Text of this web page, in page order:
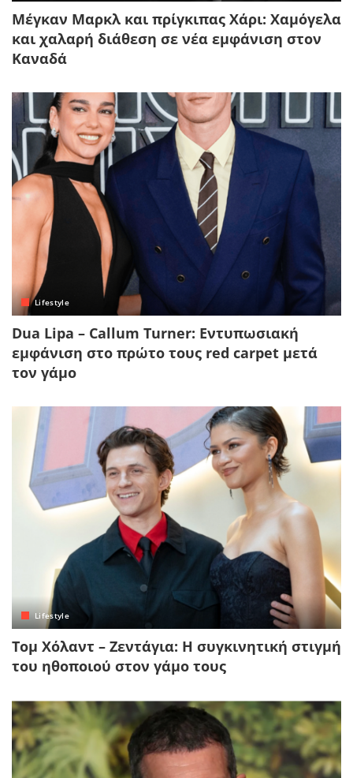
Μέγκαν Μαρκλ και πρίγκιπας Χάρι: Χαμόγελα
και χαλαρή διάθεση σε νέα εμφάνιση στον
Καναδά
Lifestyle
Dua Lipa – Callum Turner: Εντυπωσιακή
εμφάνιση στο πρώτο τους red carpet μετά
τον γάμο
Lifestyle
Τομ Χόλαντ – Ζεντάγια: Η συγκινητική στιγμή
του ηθοποιού στον γάμο τους